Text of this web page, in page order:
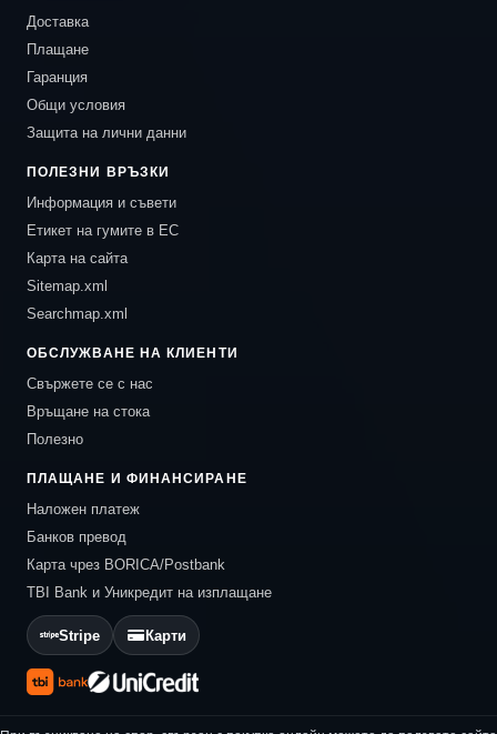
Доставка
Плащане
Гаранция
Общи условия
Защита на лични данни
ПОЛЕЗНИ ВРЪЗКИ
Информация и съвети
Етикет на гумите в ЕС
Карта на сайта
Sitemap.xml
Searchmap.xml
ОБСЛУЖВАНЕ НА КЛИЕНТИ
Свържете се с нас
Връщане на стока
Полезно
ПЛАЩАНЕ И ФИНАНСИРАНЕ
Наложен платеж
Банков превод
Карта чрез BORICA/Postbank
TBI Bank и Уникредит на изплащане
Stripe Карти